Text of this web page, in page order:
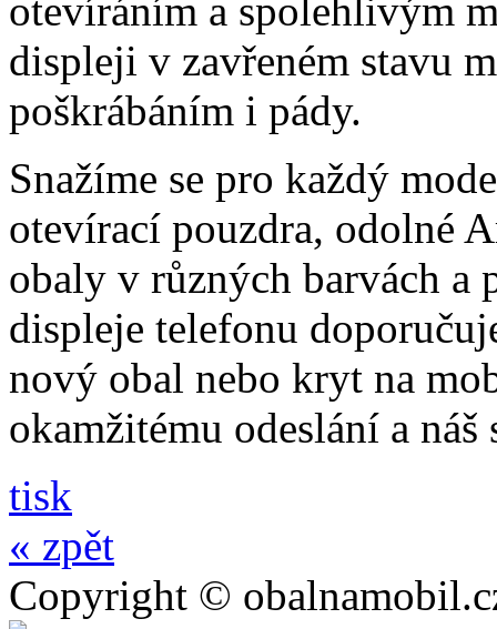
otevíráním a spolehlivým
displeji v zavřeném stavu
poškrábáním i pády.
Snažíme se pro každý
otevírací pouzdra, odolné
obaly v různých barvách a
displeje telefonu
nový obal nebo kryt na
okamžitému odeslání a
tisk
« zpět
Copyright ©